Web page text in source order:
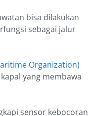
bisa dilakukan
sebagai jalur
Organization)
yang membawa
sensor kebocoran